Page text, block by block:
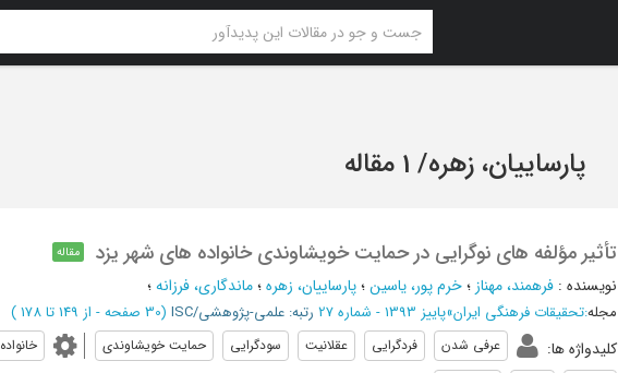
پارساییان، زهره/ 1 مقاله
تأثیر مؤلفه های نوگرایی در حمایت خویشاوندی خانواده های شهر یزد مقاله
نویسنده : فرهمند، مهناز ؛خرم پور، یاسین؛پارساییان، زهره؛ماندگاری، فرزانه؛
مجله:تحقیقات فرهنگی ایران»پاییز 1393 - شماره 27 رتبه: علمی-پژوهشی/ISC (‎30 صفحه - از 149 تا 178 )
کلیدواژه ها: عرفي شدن فردگرايي عقلانيت سودگرايي حمايت خويشاوندي خانواده